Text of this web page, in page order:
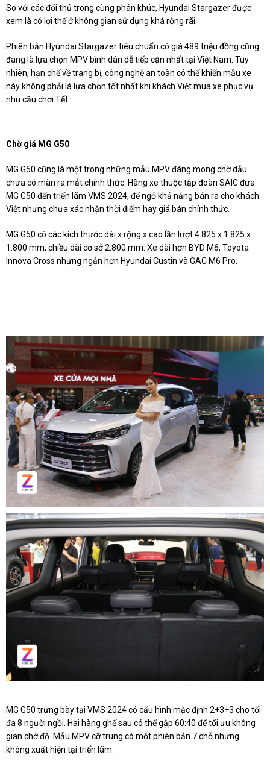
So với các đối thủ trong cùng phân khúc, Hyundai Stargazer được
xem là có lợi thế ở không gian sử dụng khá rộng rãi.
Phiên bản Hyundai Stargazer tiêu chuẩn có giá 489 triệu đồng cũng
đang là lựa chọn MPV bình dân dễ tiếp cận nhất tại Việt Nam. Tuy
nhiên, hạn chế về trang bị, công nghệ an toàn có thể khiến mẫu xe
này không phải là lựa chọn tốt nhất khi khách Việt mua xe phục vụ
nhu cầu chơi Tết.
Chờ giá MG G50
MG G50 cũng là một trong những mẫu MPV đáng mong chờ dẫu
chưa có màn ra mắt chính thức. Hãng xe thuộc tập đoàn SAIC đưa
MG G50 đến triển lãm VMS 2024, để ngỏ khả năng bán ra cho khách
Việt nhưng chưa xác nhận thời điểm hay giá bán chính thức.
MG G50 có các kích thước dài x rộng x cao lần lượt 4.825 x 1.825 x
1.800 mm, chiều dài cơ sở 2.800 mm. Xe dài hơn BYD M6, Toyota
Innova Cross nhưng ngắn hơn Hyundai Custin và GAC M6 Pro.
MG G50 trưng bày tại VMS 2024 có cấu hình mặc định 2+3+3 cho tối
đa 8 người ngồi. Hai hàng ghế sau có thể gập 60:40 để tối ưu không
gian chở đồ. Mẫu MPV cỡ trung có một phiên bản 7 chỗ nhưng
không xuất hiện tại triển lãm.